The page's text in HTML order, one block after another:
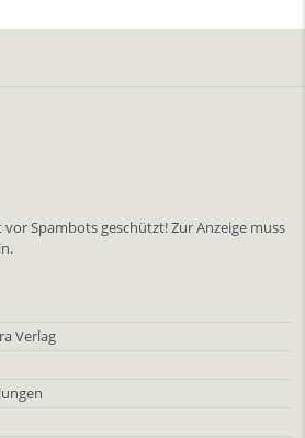
vor Spambots geschützt! Zur Anzeige muss
Verlag